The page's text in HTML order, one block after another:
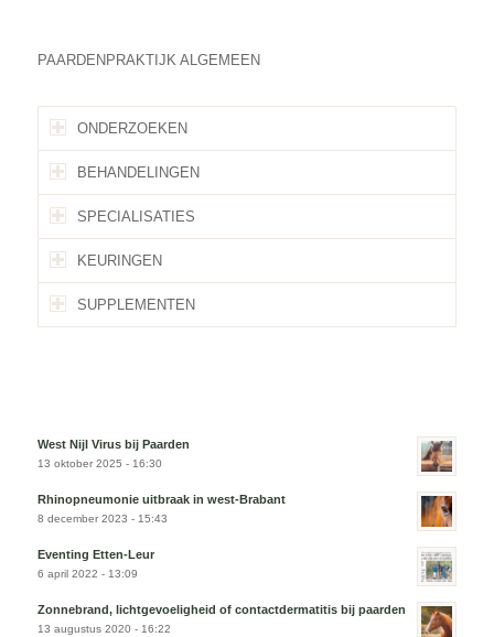
PAARDENPRAKTIJK ALGEMEEN
ONDERZOEKEN
BEHANDELINGEN
SPECIALISATIES
KEURINGEN
SUPPLEMENTEN
West Nijl Virus bij Paarden
13 oktober 2025 - 16:30
Rhinopneumonie uitbraak in west-Brabant
8 december 2023 - 15:43
Eventing Etten-Leur
6 april 2022 - 13:09
Zonnebrand, lichtgevoeligheid of contactdermatitis bij paarden
13 augustus 2020 - 16:22